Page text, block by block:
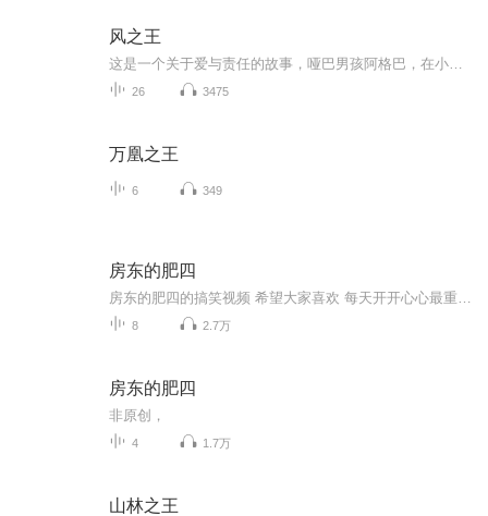
风之王
26 3475
万凰之王
6 349
房东的肥四
8 2.7万
房东的肥四
非原创，
4 1.7万
山林之王